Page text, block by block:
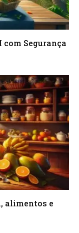
Segurança
alimentos e